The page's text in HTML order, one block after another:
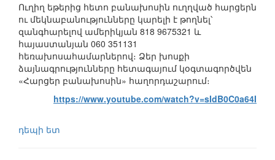
Ուղիղ եթերից հետո բանախոսին ուղղված հարցերն
ու մեկնաբանությունները կարելի է թողնել՝
զանգհարելով ամերիկյան 818 9675321 և
հայաստանյան 060 351131
հեռախոսահամարներով։ Ձեր խոսքի
ձայնագրությունները հետագայում կօգտագործվեն
«Հարցեր բանախոսին» հաղորդաշարում։
https://www.youtube.com/watch?v=sIdB0C0a64I
դեպի ետ